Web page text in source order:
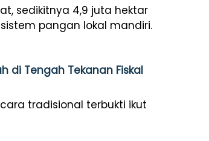
sedikitnya 4,9 juta hektar
pangan lokal mandiri.
di Tengah Tekanan Fiskal
tradisional terbukti ikut